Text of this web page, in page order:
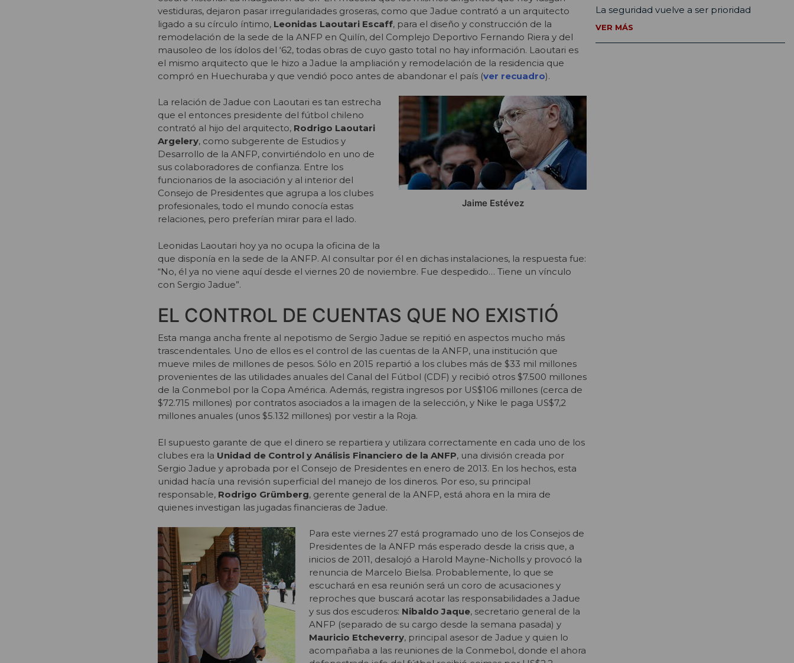
vestiduras, dejaron pasar irregularidades groseras, como que Jadue contrató a un arquitecto
ligado a su círculo íntimo, Leonidas Laoutari Escaff, para el diseño y construcción de la
remodelación de la sede de la ANFP en Quilín, del Complejo Deportivo Fernando Riera y del
mausoleo de los ídolos del ‘62, todas obras de cuyo gasto total no hay información. Laoutari es
el mismo arquitecto que le hizo a Jadue la ampliación y remodelación de la residencia que
compró en Huechuraba y que vendió poco antes de abandonar el país (ver recuadro).
Jaime Estévez
La relación de Jadue con Laoutari es tan estrecha
que el entonces presidente del fútbol chileno
contrató al hijo del arquitecto, Rodrigo Laoutari
Argelery, como subgerente de Estudios y
Desarrollo de la ANFP, convirtiéndolo en uno de
sus colaboradores de confianza. Entre los
funcionarios de la asociación y al interior del
Consejo de Presidentes que agrupa a los clubes
profesionales, todo el mundo conocía estas
relaciones, pero preferían mirar para el lado.
Leonidas Laoutari hoy ya no ocupa la oficina de la
que disponía en la sede de la ANFP. Al consultar por él en dichas instalaciones, la respuesta fue:
“No, él ya no viene aquí desde el viernes 20 de noviembre. Fue despedido… Tiene un vínculo
con Sergio Jadue”.
EL CONTROL DE CUENTAS QUE NO EXISTIÓ
Esta manga ancha frente al nepotismo de Sergio Jadue se repitió en aspectos mucho más
trascendentales. Uno de ellos es el control de las cuentas de la ANFP, una institución que
mueve miles de millones de pesos. Sólo en 2015 repartió a los clubes más de $33 mil millones
provenientes de las utilidades anuales del Canal del Fútbol (CDF) y recibió otros $7.500 millones
de la Conmebol por la Copa América. Además, registra ingresos por US$106 millones (cerca de
$72.715 millones) por contratos asociados a la imagen de la selección, y Nike le paga US$7,2
millones anuales (unos $5.132 millones) por vestir a la Roja.
El supuesto garante de que el dinero se repartiera y utilizara correctamente en cada uno de los
clubes era la Unidad de Control y Análisis Financiero de la ANFP, una división creada por
Sergio Jadue y aprobada por el Consejo de Presidentes en enero de 2013. En los hechos, esta
unidad hacía una revisión superficial del manejo de los dineros. Por eso, su principal
responsable, Rodrigo Grümberg, gerente general de la ANFP, está ahora en la mira de
quienes investigan las jugadas financieras de Jadue.
Para este viernes 27 está programado uno de los Consejos de
Presidentes de la ANFP más esperado desde la crisis que, a
inicios de 2011, desalojó a Harold Mayne-Nicholls y provocó la
renuncia de Marcelo Bielsa. Probablemente, lo que se
escuchará en esa reunión será un coro de acusaciones y
reproches que buscará acotar las responsabilidades a Jadue
y sus dos escuderos: Nibaldo Jaque, secretario general de la
ANFP (separado de su cargo desde la semana pasada) y
Mauricio Etcheverry, principal asesor de Jadue y quien lo
acompañaba a las reuniones de la Conmebol, donde el ahora
La seguridad vuelve a ser prioridad
VER MÁS